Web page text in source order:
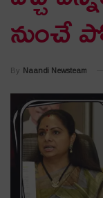
నుంచే
By Naandi Newsteam